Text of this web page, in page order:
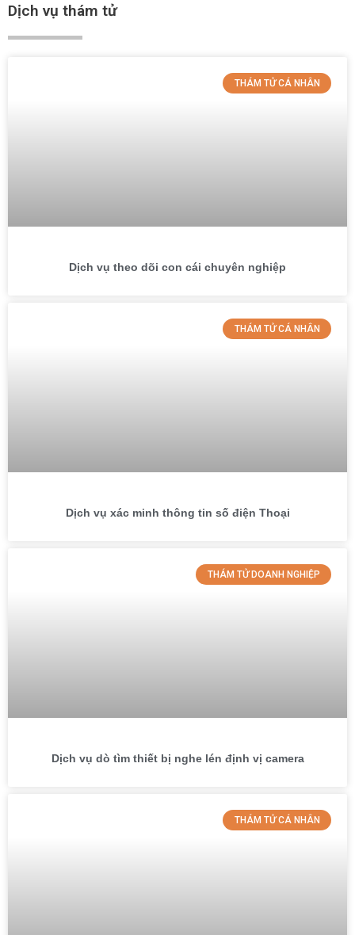
Dịch vụ thám tử
THÁM TỬ CÁ NHÂN
Dịch vụ theo dõi con cái chuyên nghiệp
THÁM TỬ CÁ NHÂN
Dịch vụ xác minh thông tin số điện Thoại
THÁM TỬ DOANH NGHIỆP
Dịch vụ dò tìm thiết bị nghe lén định vị camera
THÁM TỬ CÁ NHÂN